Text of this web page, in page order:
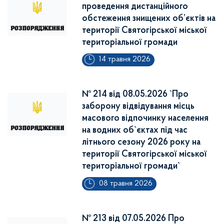
проведення дистанційного
обстеження знищених об’єктів на
території Святогірської міської
територіальної громади
14 травня 2026
№ 214 від 08.05.2026 `Про
заборону відвідування місць
масового відпочинку населення
на водних об`єктах під час
літнього сезону 2026 року на
території Святогірської міської
територіальної громади`
08 травня 2026
№ 213 від 07.05.2026 Про